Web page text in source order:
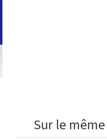
Sur le